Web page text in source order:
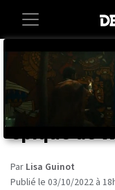
Accueil Entertainment
La
dévoile
épique de
Par Lisa Guinot
Publié le 03/10/2022 à